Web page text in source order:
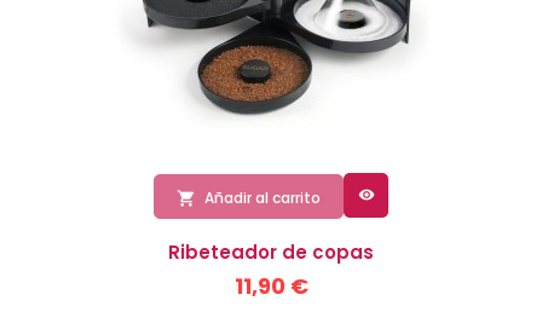
 Añadir al carrito 
Ribeteador de copas
11,90 €